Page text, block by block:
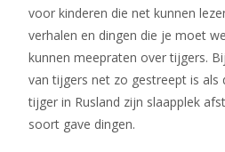
voor kinderen die net kunnen
verhalen en dingen die je moet
kunnen meepraten over tijgers.
van tijgers net zo gestreept is als
tijger in Rusland zijn slaapplek
soort gave dingen.